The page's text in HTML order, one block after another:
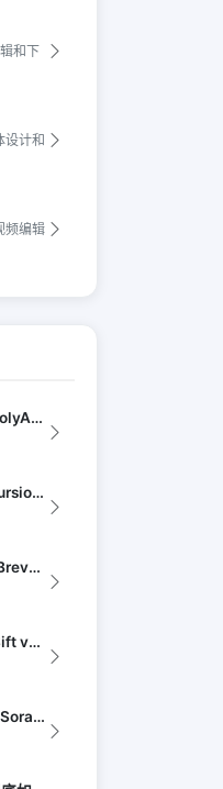
和下
设计和
频编辑
AI全渠道客服评测：Forethought vs PolyAI vs Ada（G...
AI药物发现最新进展：Insilico vs Recursion vs Isom...
AI邮件营销AI评测：Mailchimp AI vs Brevo AI vs K...
AI支付反欺诈评测：Stripe Radar vs Sift vs Signif...
AI视频生成2026最新评测：Gen-3 vs Sora vs Kling vs...